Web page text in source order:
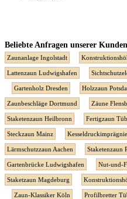
Beliebte Anfragen unserer
Zaunanlage Ingolstadt
Lattenzaun Ludwigshafen
Gartenholz Dresden Holzzaun
Zaunbeschläge Dortmund Zäune
Staketenzaun Heilbronn Fertigzaun
Steckzaun Mainz
Lärmschutzzaun Aachen Staketenzaun
Gartenbrücke Ludwigshafen Nut-und-
Staketzaun Magdeburg
Zaun-Klassiker Köln Profilbretter